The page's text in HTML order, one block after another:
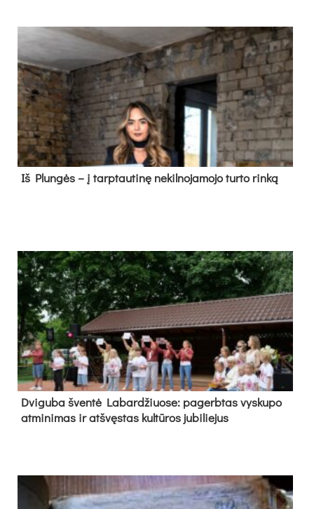
Iš Plungės – į tarptautinę nekilnojamojo turto rinką
Dvi­gu­ba šven­tė La­bar­džiuo­se: pa­gerb­tas vys­ku­po
at­mi­ni­mas ir at­švęs­tas kul­tū­ros ju­bi­lie­jus